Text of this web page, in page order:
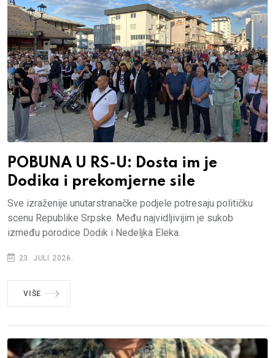
POBUNA U RS-U: Dosta im je
Dodika i prekomjerne sile
Sve izraženije unutarstranačke podjele potresaju političku
scenu Republike Srpske. Među najvidljivijim je sukob
između porodice Dodik i Nedeljka Eleka.
23. JULI 2026.
VIŠE